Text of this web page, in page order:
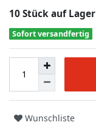
10 Stück auf Lager
Sofort versandfertig
Wunschliste